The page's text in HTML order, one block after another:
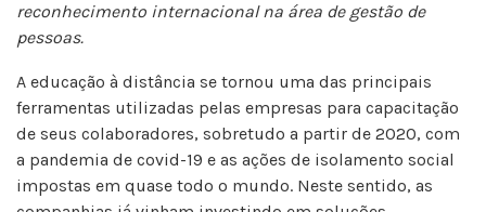
reconhecimento internacional na área de gestão de
pessoas.
A educação à distância se tornou uma das principais
ferramentas utilizadas pelas empresas para capacitação
de seus colaboradores, sobretudo a partir de 2020, com
a pandemia de covid-19 e as ações de isolamento social
impostas em quase todo o mundo. Neste sentido, as